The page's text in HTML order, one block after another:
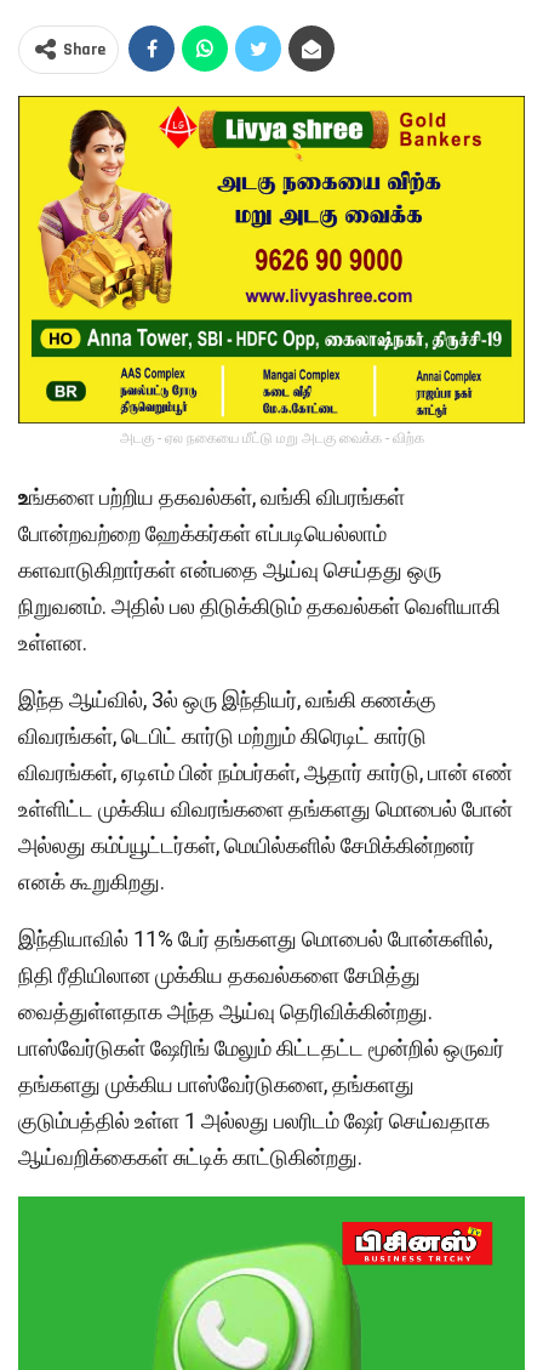
Share
அடகு - ஏல நகையை மீட்டு மறு அடகு வைக்க - விற்க
உங்களை பற்றிய தகவல்கள், வங்கி விபரங்கள்
போன்றவற்றை ஹேக்கர்கள் எப்படியெல்லாம்
களவாடுகிறார்கள் என்பதை ஆய்வு செய்தது ஒரு
நிறுவனம். அதில் பல திடுக்கிடும் தகவல்கள் வெளியாகி
உள்ளன.
இந்த ஆய்வில், 3ல் ஒரு இந்தியர், வங்கி கணக்கு
விவரங்கள், டெபிட் கார்டு மற்றும் கிரெடிட் கார்டு
விவரங்கள், ஏடிஎம் பின் நம்பர்கள், ஆதார் கார்டு, பான் எண்
உள்ளிட்ட முக்கிய விவரங்களை தங்களது மொபைல் போன்
அல்லது கம்ப்யூட்டர்கள், மெயில்களில் சேமிக்கின்றனர்
எனக் கூறுகிறது.
இந்தியாவில் 11% பேர் தங்களது மொபைல் போன்களில்,
நிதி ரீதியிலான முக்கிய தகவல்களை சேமித்து
வைத்துள்ளதாக அந்த ஆய்வு தெரிவிக்கின்றது.
பாஸ்வேர்டுகள் ஷேரிங் மேலும் கிட்டதட்ட மூன்றில் ஒருவர்
தங்களது முக்கிய பாஸ்வேர்டுகளை, தங்களது
குடும்பத்தில் உள்ள 1 அல்லது பலரிடம் ஷேர் செய்வதாக
ஆய்வறிக்கைகள் சுட்டிக் காட்டுகின்றது.